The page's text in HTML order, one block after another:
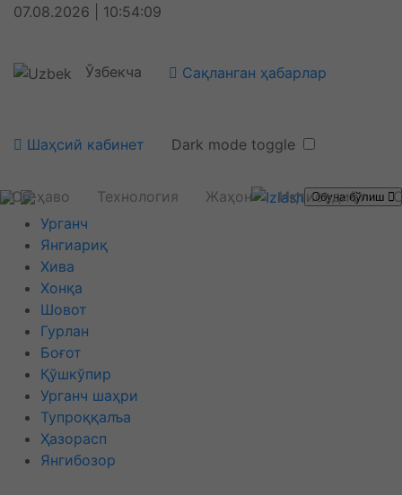
07.08.2026 | 10:54:10
Ўзбекча Сақланган ҳабарлар
Шаҳсий кабинет Dark mode toggle
Об-ҳаво Технология Жаҳон Иқтисодиёт
Обуна бўлиш
Урганч
Янгиариқ
Хива
Хонқа
Шовот
Гурлан
Боғот
Қўшкўпир
Урганч шаҳри
Тупроққалъа
Ҳазорасп
Янгибозор